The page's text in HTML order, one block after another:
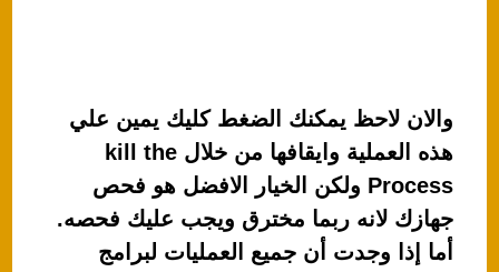
والان لاحظ يمكنك الضغط كليك يمين علي
هذه العملية وايقافها من خلال kill the
Process ولكن الخيار الافضل هو فحص
جهازك لانه ربما مخترق ويجب عليك فحصه.
أما إذا وجدت أن جميع العمليات لبرامج